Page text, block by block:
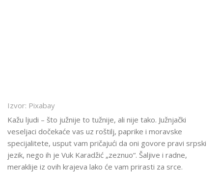
Izvor: Pixabay
Kažu ljudi – što južnije to tužnije, ali nije tako. Južnjački
veseljaci dočekaće vas uz roštilj, paprike i moravske
specijalitete, usput vam pričajući da oni govore pravi srpski
jezik, nego ih je Vuk Karadžić „zeznuo“. Šaljive i radne,
meraklije iz ovih krajeva lako će vam prirasti za srce.